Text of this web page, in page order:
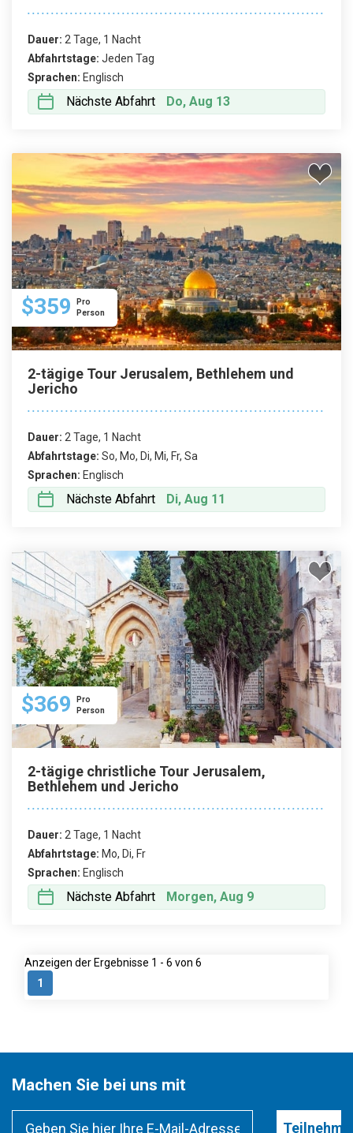
Dauer: 2 Tage, 1 Nacht
Abfahrtstage: Jeden Tag
Sprachen: Englisch
Nächste Abfahrt Do, Aug 13
$359
Pro
Person
2-tägige Tour Jerusalem, Bethlehem und
Jericho
Dauer: 2 Tage, 1 Nacht
Abfahrtstage: So, Mo, Di, Mi, Fr, Sa
Sprachen: Englisch
Nächste Abfahrt Di, Aug 11
$369
Pro
Person
2-tägige christliche Tour Jerusalem,
Bethlehem und Jericho
Dauer: 2 Tage, 1 Nacht
Abfahrtstage: Mo, Di, Fr
Sprachen: Englisch
Nächste Abfahrt Morgen, Aug 9
Anzeigen der Ergebnisse 1 - 6 von 6
1
Machen Sie bei uns mit